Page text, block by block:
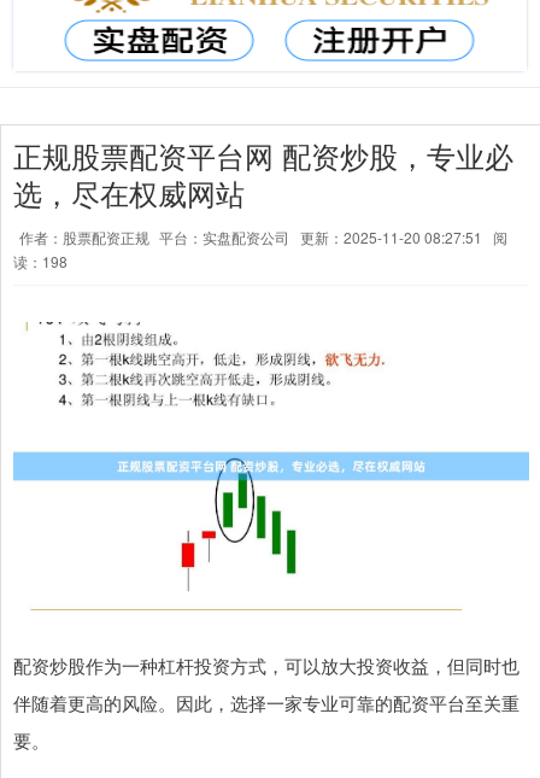
正规股票配资平台网 配资炒股，专业必
选，尽在权威网站
作者：股票配资正规 平台：实盘配资公司 更新：2025-11-20 08:27:51
阅
读：198
配资炒股作为一种杠杆投资方式，可以放大投资收益，但同时也
伴随着更高的风险。因此，选择一家专业可靠的配资平台至关重
要。